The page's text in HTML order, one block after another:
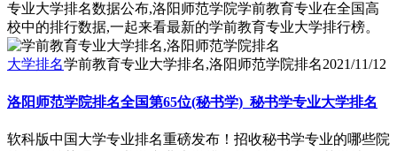
专业大学排名数据公布,洛阳师范学院学前教育专业在全国高
校中的排行数据,一起来看最新的学前教育专业大学排行榜。
大学排名学前教育专业大学排名,洛阳师范学院排名2021/11/12
洛阳师范学院排名全国第65位(秘书学)_秘书学专业大学排名
软科版中国大学专业排名重磅发布！招收秘书学专业的哪些院